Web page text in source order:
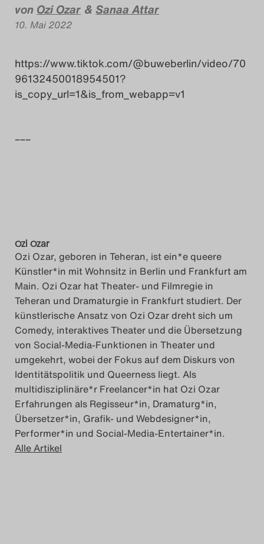
Das Theatertreffen-Blog
Das Theatertreffen-Blog
2019
2022
Das Theatertreffen-Blog
2023
Das Theatertreffen-Blog
2024
Das Theatertreffen-Blog
2025
Das Theatertreffen-Blog
von Ozi Ozar & Sanaa Attar
10. Mai 2022
https://www.tiktok.com/@buweberlin/video/70
96132450018954501?
is_copy_url=1&is_from_webapp=v1
–––
Ozi Ozar
Ozi Ozar, geboren in Teheran, ist ein*e queere
Künstler*in mit Wohnsitz in Berlin und Frankfurt am
Main. Ozi Ozar hat Theater- und Filmregie in
Teheran und Dramaturgie in Frankfurt studiert. Der
künstlerische Ansatz von Ozi Ozar dreht sich um
Comedy, interaktives Theater und die Übersetzung
von Social-Media-Funktionen in Theater und
umgekehrt, wobei der Fokus auf dem Diskurs von
Identitätspolitik und Queerness liegt. Als
multidisziplinäre*r Freelancer*in hat Ozi Ozar
Erfahrungen als Regisseur*in, Dramaturg*in,
Übersetzer*in, Grafik- und Webdesigner*in,
Performer*in und Social-Media-Entertainer*in.
Alle Artikel